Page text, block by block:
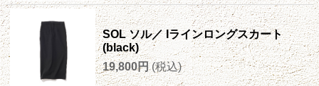
SOL ソル／ Iラインロングスカート
(black)
19,800円 (税込)